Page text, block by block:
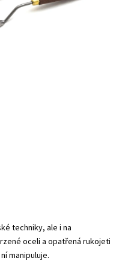
techniky, ale i na
oceli a opatřená rukojeti
manipuluje.